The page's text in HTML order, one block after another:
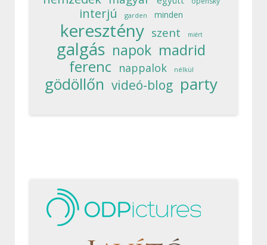
interjú garden minden
keresztény szent miért
galgás napok madrid
ferenc
nappalok nélkül
gödöllőn videó-blog party